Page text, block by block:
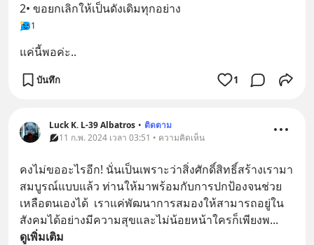
2• ขอยกเลิกให้เป็นดังเดิมทุกอย่าง
1
แค่นี้พอค่ะ..
บันทึก 1
Luck K. L-39 Albatros • ติดตาม
11 ก.พ. 2024 เวลา 03:51 • ความคิดเห็น
คงไม่ขออะไรอีก! นั่นเป็นเพราะว่าสิ่งศักดิ์สิทธิ์สร้างเรามา
สมบูรณ์แบบแล้ว ท่านให้มาพร้อมกับการปกป้องจนช่วย
เหลือตนเองได้  เราแค่พัฒนาการสมองให้สามารถอยู่ใน
สังคมได้อย่างมีความสุขและไม่น้อยหน้าใครก็เพียงพ...
ดูเพิ่มเติม